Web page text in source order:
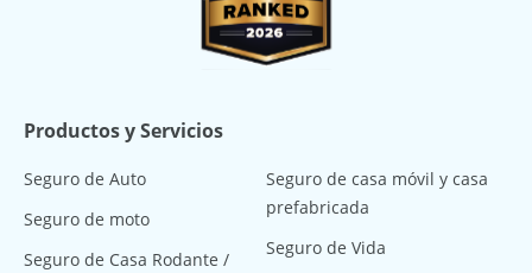
Productos y Servicios
Seguro de Auto
Seguro de moto
Seguro de Casa Rodante /
Seguro de casa móvil y casa
prefabricada
Seguro de Vida